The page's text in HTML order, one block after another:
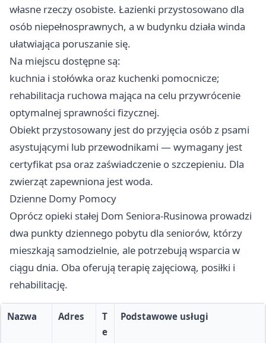
własne rzeczy osobiste. Łazienki przystosowano dla
osób niepełnosprawnych, a w budynku działa winda
ułatwiająca poruszanie się.
Na miejscu dostępne są:
kuchnia i stołówka oraz kuchenki pomocnicze;
rehabilitacja ruchowa mająca na celu przywrócenie
optymalnej sprawności fizycznej.
Obiekt przystosowany jest do przyjęcia osób z psami
asystującymi lub przewodnikami — wymagany jest
certyfikat psa oraz zaświadczenie o szczepieniu. Dla
zwierząt zapewniona jest woda.
Dzienne Domy Pomocy
Oprócz opieki stałej Dom Seniora-Rusinowa prowadzi
dwa punkty dziennego pobytu dla seniorów, którzy
mieszkają samodzielnie, ale potrzebują wsparcia w
ciągu dnia. Oba oferują terapię zajęciową, posiłki i
rehabilitację.
Nazwa Adres
T
e
Podstawowe usługi